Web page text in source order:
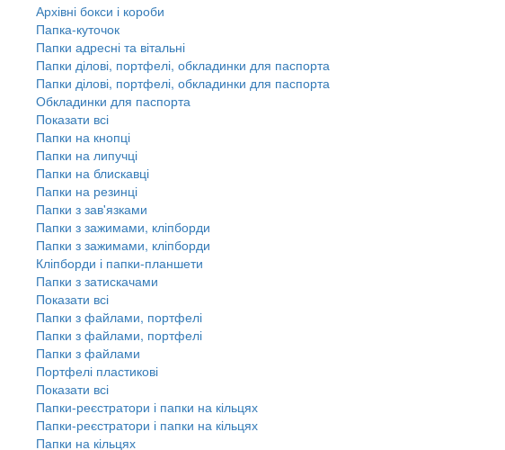
Архівні бокси і короби
Папка-куточок
Папки адресні та вітальні
Папки ділові, портфелі, обкладинки для паспорта
Папки ділові, портфелі, обкладинки для паспорта
Обкладинки для паспорта
Показати всі
Папки на кнопці
Папки на липучці
Папки на блискавці
Папки на резинці
Папки з зав'язками
Папки з зажимами, кліпборди
Папки з зажимами, кліпборди
Кліпборди і папки-планшети
Папки з затискачами
Показати всі
Папки з файлами, портфелі
Папки з файлами, портфелі
Папки з файлами
Портфелі пластикові
Показати всі
Папки-реєстратори і папки на кільцях
Папки-реєстратори і папки на кільцях
Папки на кільцях